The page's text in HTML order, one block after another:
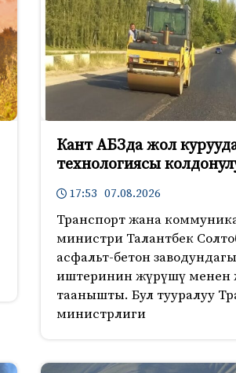
Кант АБЗда жол
технологиясы
17:53 07.08.2026
Транспорт жана
министри Талантбек
асфальт-бетон
иштеринин жүрүшү менен
таанышты. Бул тууралуу
министрлиги